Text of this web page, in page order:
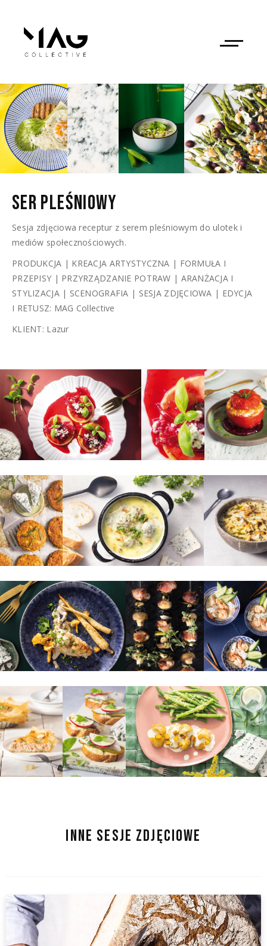
SER PLEŚNIOWY
Sesja zdjęciowa receptur z serem pleśniowym do ulotek i
mediów społecznościowych.
PRODUKCJA | KREACJA ARTYSTYCZNA | FORMUŁA I
PRZEPISY | PRZYRZĄDZANIE POTRAW | ARANŻACJA I
STYLIZACJA | SCENOGRAFIA | SESJA ZDJĘCIOWA | EDYCJA
I RETUSZ: MAG Collective
KLIENT: Lazur
INNE SESJE ZDJĘCIOWE